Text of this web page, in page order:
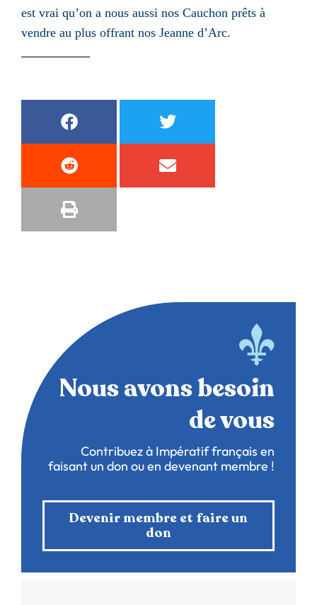
est vrai qu’on a nous aussi nos Cauchon prêts à
vendre au plus offrant nos Jeanne d’Arc.
Nous avons besoin
de vous
Contribuez à Impératif français en
faisant un don ou en devenant membre !
Devenir membre et faire un
don